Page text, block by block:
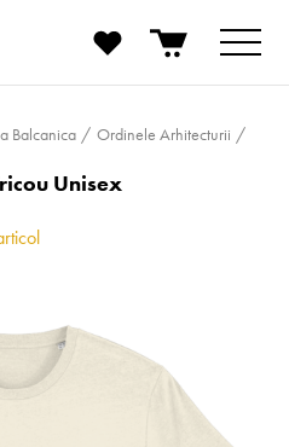
Balcanica Ordinele Arhitecturii
Unisex